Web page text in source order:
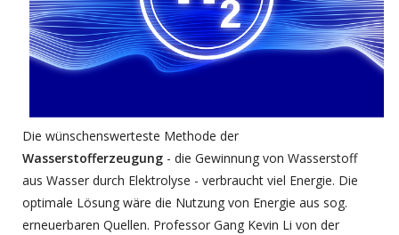
Die wünschenswerteste Methode der
Wasserstofferzeugung - die Gewinnung von Wasserstoff
aus Wasser durch Elektrolyse - verbraucht viel Energie. Die
optimale Lösung wäre die Nutzung von Energie aus sog.
erneuerbaren Quellen. Professor Gang Kevin Li von der